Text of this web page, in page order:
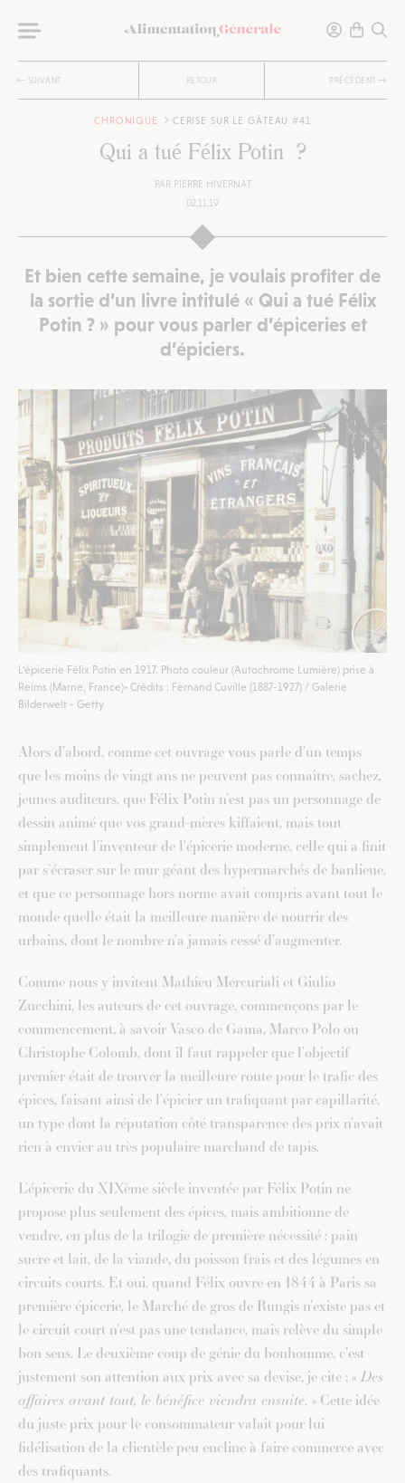
SUIVANT RETOUR PRÉCÉDENT
CHRONIQUE CERISE SUR LE GÂTEAU #41
Qui a tué Félix Potin ?
PAR PIERRE HIVERNAT
02.11.19
Et bien cette semaine, je voulais profiter de
la sortie d’un livre intitulé « Qui a tué Félix
Potin ? » pour vous parler d’épiceries et
d’épiciers.
L'épicerie Félix Potin en 1917. Photo couleur (Autochrome Lumière) prise à
Reims (Marne, France)• Crédits : Fernand Cuville (1887-1927) / Galerie
Bilderwelt - Getty
Alors d’abord, comme cet ouvrage vous parle d’un temps
que les moins de vingt ans ne peuvent pas connaître, sachez,
jeunes auditeurs, que Félix Potin n’est pas un personnage de
dessin animé que vos grand-mères kiffaient, mais tout
simplement l’inventeur de l’épicerie moderne, celle qui a finit
par s’écraser sur le mur géant des hypermarchés de banlieue,
et que ce personnage hors norme avait compris avant tout le
monde quelle était la meilleure manière de nourrir des
urbains, dont le nombre n’a jamais cessé d’augmenter.
Comme nous y invitent Mathieu Mercuriali et Giulio
Zucchini, les auteurs de cet ouvrage, commençons par le
commencement, à savoir Vasco de Gama, Marco Polo ou
Christophe Colomb, dont il faut rappeler que l’objectif
premier était de trouver la meilleure route pour le trafic des
épices, faisant ainsi de l’épicier un trafiquant par capillarité,
un type dont la réputation côté transparence des prix n’avait
rien à envier au très populaire marchand de tapis.
L’épicerie du XIXème siècle inventée par Félix Potin ne
propose plus seulement des épices, mais ambitionne de
vendre, en plus de la trilogie de première nécessité : pain
sucre et lait, de la viande, du poisson frais et des légumes en
circuits courts. Et oui, quand Félix ouvre en 1844 à Paris sa
première épicerie, le Marché de gros de Rungis n’existe pas et
le circuit court n’est pas une tendance, mais relève du simple
bon sens. Le deuxième coup de génie du bonhomme, c’est
justement son attention aux prix avec sa devise, je cite : « Des
affaires avant tout, le bénéfice viendra ensuite. » Cette idée
du juste prix pour le consommateur valait pour lui
fidélisation de la clientèle peu encline à faire commerce avec
des trafiquants.